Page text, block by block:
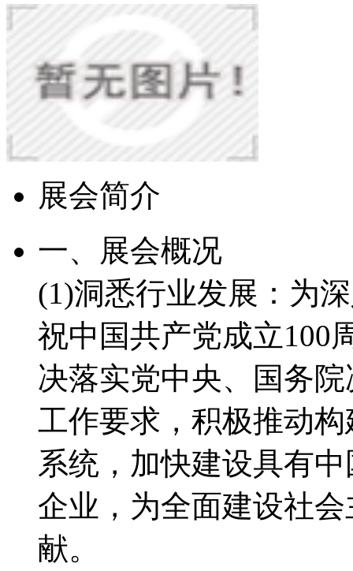
展会简介
一、展会概况
(1)洞悉行业发展：为
祝中国共产党成立100
决落实党中央、国务
工作要求，积极推动
系统，加快建设具有
企业，为全面建设社
献。